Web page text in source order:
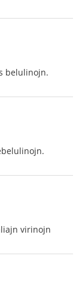
belulinojn.
virinojn